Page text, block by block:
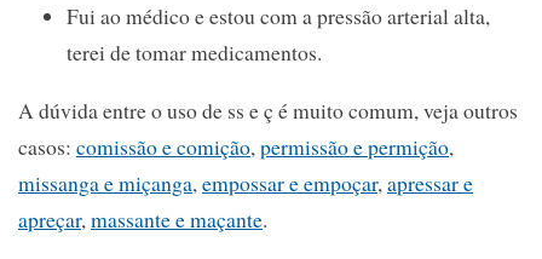
Fui ao médico e estou com a pressão arterial alta,
terei de tomar medicamentos.
A dúvida entre o uso de ss e ç é muito comum, veja outros
casos: comissão e comição, permissão e permição,
missanga e miçanga, empossar e empoçar, apressar e
apreçar, massante e maçante.